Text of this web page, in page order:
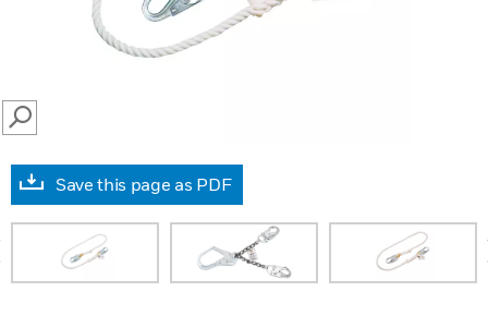
SEARCH
Save this page as PDF